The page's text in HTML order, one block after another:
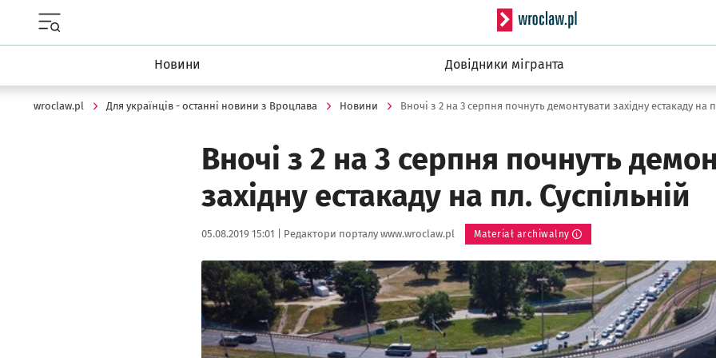
Serwis informacyjny
Новини Довідники мігранта
wroclaw.pl Для українців - останні новини з Вроцлава Новини
Вночі з 2 на 3 серпня почнуть
західну естакаду на пл. Суспільній
Data publikacji:
05.08.2019 15:01 | Autor:
Редактори порталу www.wroclaw.pl Materiał archiwalny
Kliknij, aby powiększyć